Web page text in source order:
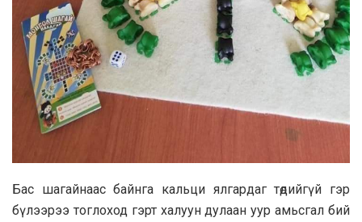
Бас шагайнаас байнга кальци ялгардаг төдийгүй гэр
бүлээрээ тоглоход гэрт халуун дулаан уур амьсгал бий